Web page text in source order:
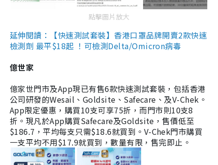
點擊圖片放大
延伸閱讀：【快速測試套裝】香港口罩品牌開賣2款快速
檢測劑 最平$18起 ！可檢測Delta/Omicron病毒
億世家
億家世門市及App現已有售6款快速測試套裝，包括香港
公司研發的Wesail、Goldsite、Safecare、及V-Chek。
App限定優惠，購買10支可享75折，而門市則10支8
折。現凡於App購買Safecare及Goldsite，售價低至
$186.7，平均每支只需$18.6就買到。V-Chek門市購買
一支平均不用$17.9就買到，數量有限，售完即止。